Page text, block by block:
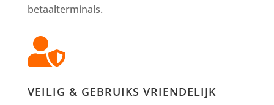
betaalterminals.

VEILIG & GEBRUIKS VRIENDELIJK